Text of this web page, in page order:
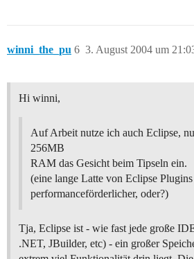
winni_the_pu 3. August 2004 um
6
Hi winni,
Auf Arbeit nutze ich auch Eclipse,
256MB
RAM das Gesicht beim Tipseln ein.
(eine lange Latte von Eclipse Plugins
performanceförderlicher, oder?)
Tja, Eclipse ist - wie fast jede große
.NET, JBuilder, etc) - ein großer